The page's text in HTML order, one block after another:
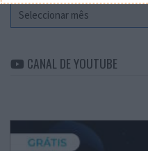
Arquivo
CANAL DE YOUTUBE